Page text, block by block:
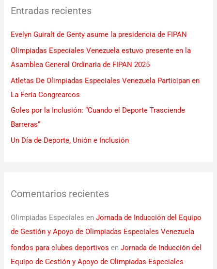
a
p
o
r
:
Entradas recientes
Evelyn Guiralt de Genty asume la presidencia de FIPAN
Olimpiadas Especiales Venezuela estuvo presente en la
Asamblea General Ordinaria de FIPAN 2025
Atletas De Olimpiadas Especiales Venezuela Participan en
La Feria Congrearcos
Goles por la Inclusión: “Cuando el Deporte Trasciende
Barreras”
Un Día de Deporte, Unión e Inclusión
Comentarios recientes
Olimpiadas Especiales enJornada de Inducción del Equipo
de Gestión y Apoyo de Olimpiadas Especiales Venezuela
fondos para clubes deportivos enJornada de Inducción del
Equipo de Gestión y Apoyo de Olimpiadas Especiales